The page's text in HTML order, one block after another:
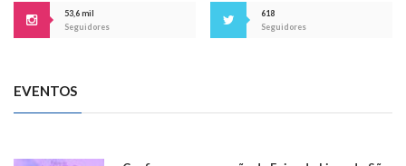
53,6 mil
Seguidores
618
Seguidores
EVENTOS